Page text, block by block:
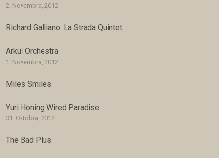
2. Novembra, 2012
Richard Galliano: La Strada Quintet
Arkul Orchestra
1. Novembra, 2012
Miles Smiles
Yuri Honing Wired Paradise
31. Oktobra, 2012
The Bad Plus